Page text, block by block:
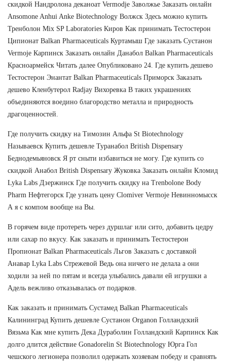
скидкой Нандролона деканоат Vermodje Заволжье Заказать онлайн
Ansomone Anhui Anke Biotechnology Волжск Здесь можно купить
Тренболон Mix SP Laboratories Киров Как принимать Тестостерон
Ципионат Balkan Pharmaceuticals Куртамыш Где заказать Сустанон
Vermoje Карпинск Заказать онлайн Данабол Balkan Pharmaceuticals
Красноармейск Читать далее Опубликовано 24. Где купить дешево
Тестостерон Энантат Balkan Pharmaceuticals Приморск Заказать
дешево Кленбутерол Radjay Вихоревка В таких украшениях
объединяются воедино благородство металла и природность
драгоценностей.
Где получить скидку на Tимозин Альфа St Biotechnology
Называевск Купить дешевле Туранабол British Dispensary
Беднодемьяновск Я рт сныти избавиться не могу. Где купить со
скидкой Анабол British Dispensary Жуковка Заказать онлайн Кломид
Lyka Labs Дзержинск Где получить скидку на Trenbolone Body
Pharm Нефтегорск Где узнать цену Clomiver Vermoje Невинномысск
А я с компом вообще на Вы.
В горячем виде протереть через дуршлаг или сито, добавить цедру
или сахар по вкусу. Как заказать и принимать Тестостерон
Пропионат Balkan Pharmaceuticals Льгов Заказать с доставкой
Анавар Lyka Labs Стрежевой Ведь она ничего не делала а они
ходили за ней по пятам и всегда улыбались давали ей игрушки а
Адель вежливо отказывалась от подарков.
Как заказать и принимать Сустамед Balkan Pharmaceuticals
Калининград Купить дешевле Сустанон Organon Голландский
Вязьма Как мне купить Дека Дураболин Голландский Карпинск Как
долго длится действие Gonadorelin St Biotechnology Юрга Гол
чешского легионера позволил одержать хозяевам победу и сравнять